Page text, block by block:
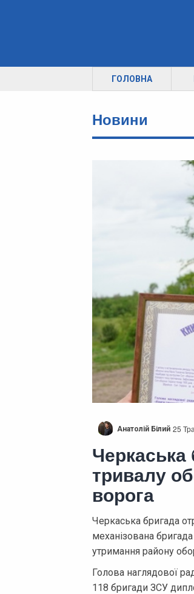
ГОЛОВНА
Новини
Анатолій Білий 25
Черкаська
тривалу
ворога
Черкаська бригада
механізована
утримання району
Голова наглядової
118 бригади ЗСУ